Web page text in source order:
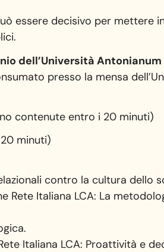
essere decisivo per mettere
dell’Università Antonianum
presso la mensa
contenute entro i 20 minuti)
minuti)
contro la cultura dello
Rete Italiana LCA: La
Italiana LCA: Proattività e